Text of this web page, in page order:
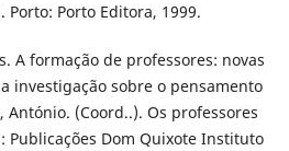
Porto Editora, 1999.
A formação de professores: novas
investigação sobre o pensamento
António. (Coord..). Os professores
Publicações Dom Quixote Instituto